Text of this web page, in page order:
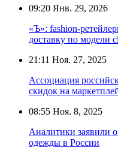
09:20 Янв. 29, 2026
«Ъ»: fashion-
доставку по модели
21:11 Ноя. 27, 2025
Ассоциация
скидок на
08:55 Ноя. 8, 2025
Аналитики заявили
одежды в России